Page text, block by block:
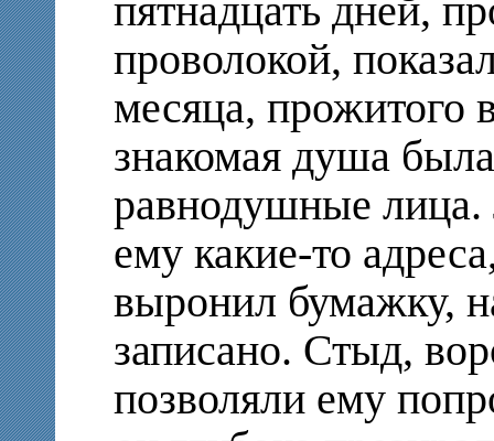
пятнадцать дней,
проволокой,
месяца, прожитого
знакомая душа
равнодушные лица.
ему какие-то
выронил бумажку,
записано. Стыд,
позволяли ему